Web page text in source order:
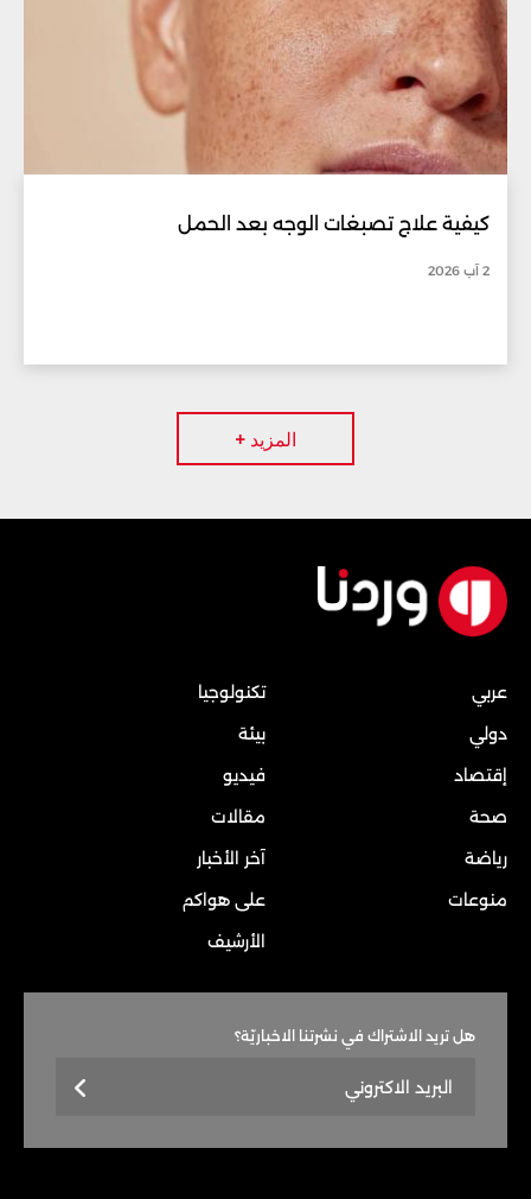
كيفية علاج تصبغات الوجه بعد الحمل
2 آب 2026
المزيد +
عربي
دولي
إقتصاد
صحة
رياضة
منوعات
تكنولوجيا
بيئة
فيديو
مقالات
آخر الأخبار
على هواكم
الأرشيف
هل تريد الاشتراك في نشرتنا الاخباريّة؟